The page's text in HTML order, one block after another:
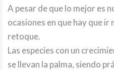
A pesar de que lo mejor es
ocasiones en que hay que ir
retoque.
Las especies con un
se llevan la palma, siendo